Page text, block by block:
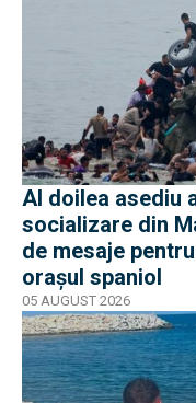
Al doilea asediu
socializare din
de mesaje
orașul spaniol
05 AUGUST 2026